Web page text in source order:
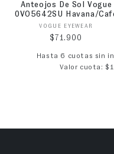
Anteojos De Sol Vogue
0VO5642SU Havana/
Proveedor:
VOGUE EYEWEAR
Precio habitual
$71.900
Hasta 6 cuotas sin
Valor cuota: